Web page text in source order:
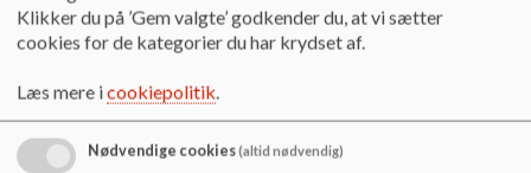
i
Mobilpolitik
Dokumenter
2019 Mobilfri skoletid_0.pdf
Klikker du på ’Gem valgte’ godkender du, at vi sætter
cookies for de kategorier du har krydset af.
Læs mere icookiepolitik.
Nødvendige cookies(altid nødvendig)